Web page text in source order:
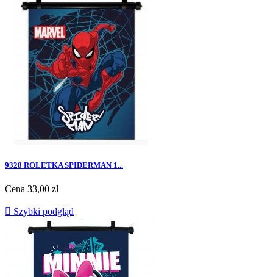
9328 ROLETKA SPIDERMAN 1...
Cena 33,00 zł
 Szybki podgląd